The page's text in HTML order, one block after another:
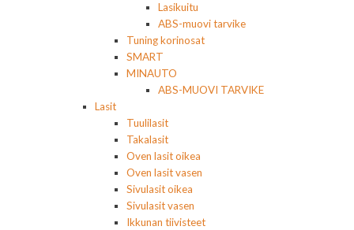
Lasikuitu
ABS-muovi tarvike
Tuning korinosat
SMART
MINAUTO
ABS-MUOVI TARVIKE
Lasit
Tuulilasit
Takalasit
Oven lasit oikea
Oven lasit vasen
Sivulasit oikea
Sivulasit vasen
Ikkunan tiivisteet